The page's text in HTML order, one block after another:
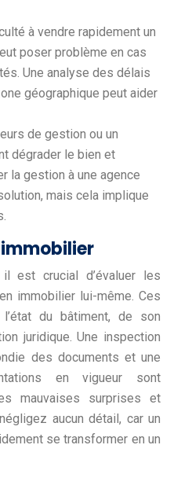
à vendre rapidement un
poser problème en cas
Une analyse des délais
géographique peut aider
de gestion ou un
dégrader le bien et
la gestion à une agence
mais cela implique
immobilier
est crucial d’évaluer les
immobilier lui-même. Ces
du bâtiment, de son
juridique. Une inspection
des documents et une
en vigueur sont
mauvaises surprises et
aucun détail, car un
se transformer en un